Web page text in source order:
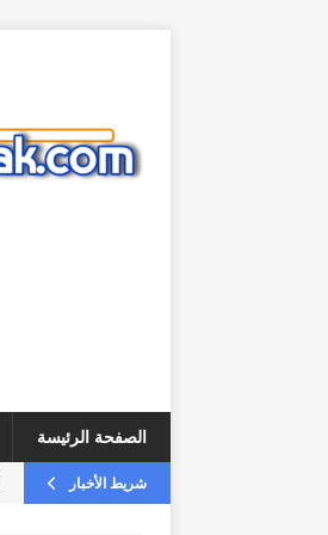
الصفحة الرئيسة
شريط الأخبار